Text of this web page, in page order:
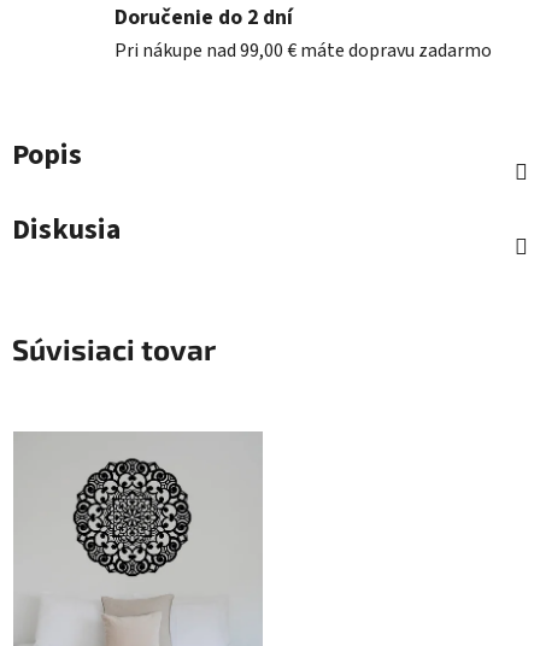
Doručenie do 2 dní
Pri nákupe nad 99,00 € máte dopravu zadarmo
Popis
Diskusia
Súvisiaci tovar